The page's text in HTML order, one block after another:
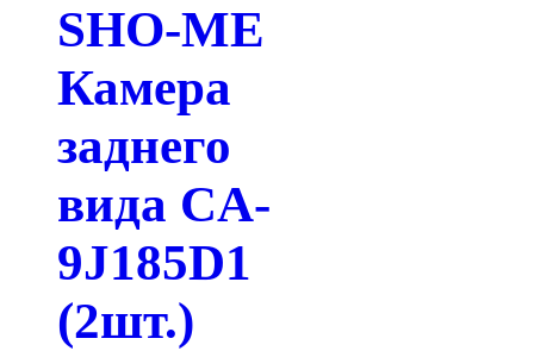
SHO-ME
Камера
заднего
вида CA-
9J185D1
(2шт.)